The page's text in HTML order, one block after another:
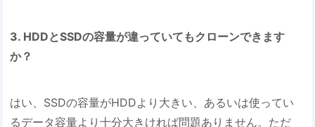
3. HDDとSSDの容量が違っていてもクローンできます
か？
はい、SSDの容量がHDDより大きい、あるいは使ってい
るデータ容量より十分大きければ問題ありません。ただ